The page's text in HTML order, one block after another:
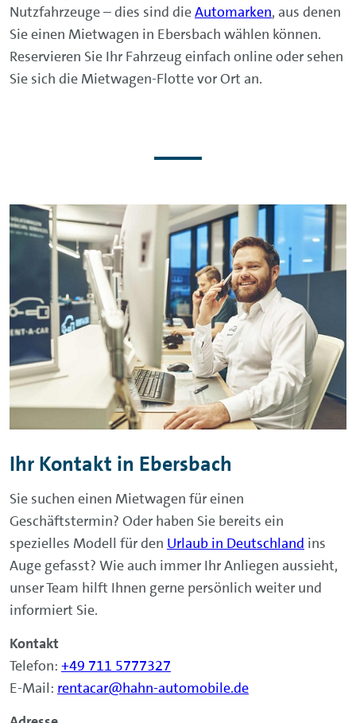
Nutzfahrzeuge – dies sind dieAutomarken, aus denen
Sie einen Mietwagen in Ebersbach wählen können.
Reservieren Sie Ihr Fahrzeug einfach online oder sehen
Sie sich die Mietwagen-Flotte vor Ort an.
Ihr Kontakt in Ebersbach
Sie suchen einen Mietwagen für einen
Geschäftstermin? Oder haben Sie bereits ein
spezielles Modell für den Urlaub in Deutschland ins
Auge gefasst? Wie auch immer Ihr Anliegen aussieht,
unser Team hilft Ihnen gerne persönlich weiter und
informiert Sie.
Kontakt
Telefon: +49 711 5777327
E-Mail: rentacar@hahn-automobile.de